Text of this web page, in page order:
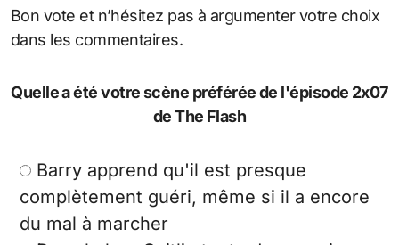
Bon vote et n’hésitez pas à argumenter votre choix
dans les commentaires.
Quelle a été votre scène préférée de l'épisode 2x07
de The Flash
Barry apprend qu'il est presque
complètement guéri, même si il a encore
du mal à marcher